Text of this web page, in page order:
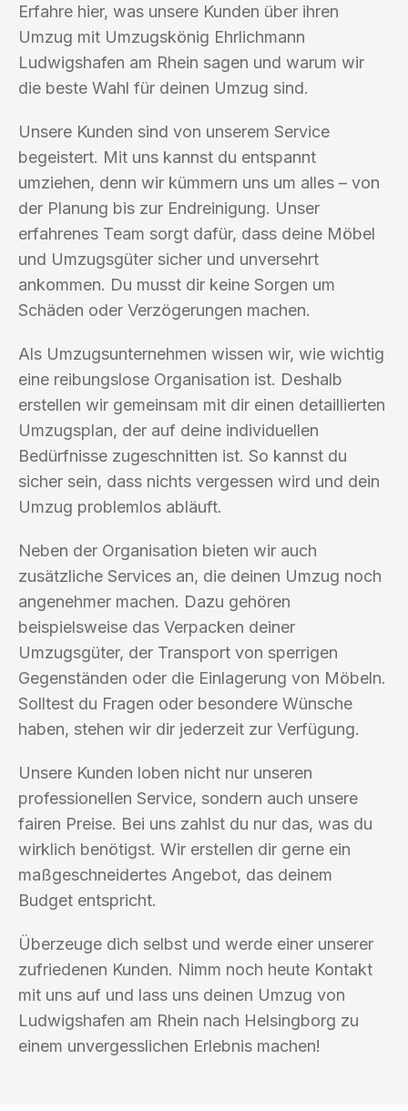
Erfahre hier, was unsere Kunden über ihren
Umzug mit Umzugskönig Ehrlichmann
Ludwigshafen am Rhein sagen und warum wir
die beste Wahl für deinen Umzug sind.
Unsere Kunden sind von unserem Service
begeistert. Mit uns kannst du entspannt
umziehen, denn wir kümmern uns um alles – von
der Planung bis zur Endreinigung. Unser
erfahrenes Team sorgt dafür, dass deine Möbel
und Umzugsgüter sicher und unversehrt
ankommen. Du musst dir keine Sorgen um
Schäden oder Verzögerungen machen.
Als Umzugsunternehmen wissen wir, wie wichtig
eine reibungslose Organisation ist. Deshalb
erstellen wir gemeinsam mit dir einen detaillierten
Umzugsplan, der auf deine individuellen
Bedürfnisse zugeschnitten ist. So kannst du
sicher sein, dass nichts vergessen wird und dein
Umzug problemlos abläuft.
Neben der Organisation bieten wir auch
zusätzliche Services an, die deinen Umzug noch
angenehmer machen. Dazu gehören
beispielsweise das Verpacken deiner
Umzugsgüter, der Transport von sperrigen
Gegenständen oder die Einlagerung von Möbeln.
Solltest du Fragen oder besondere Wünsche
haben, stehen wir dir jederzeit zur Verfügung.
Unsere Kunden loben nicht nur unseren
professionellen Service, sondern auch unsere
fairen Preise. Bei uns zahlst du nur das, was du
wirklich benötigst. Wir erstellen dir gerne ein
maßgeschneidertes Angebot, das deinem
Budget entspricht.
Überzeuge dich selbst und werde einer unserer
zufriedenen Kunden. Nimm noch heute Kontakt
mit uns auf und lass uns deinen Umzug von
Ludwigshafen am Rhein nach Helsingborg zu
einem unvergesslichen Erlebnis machen!